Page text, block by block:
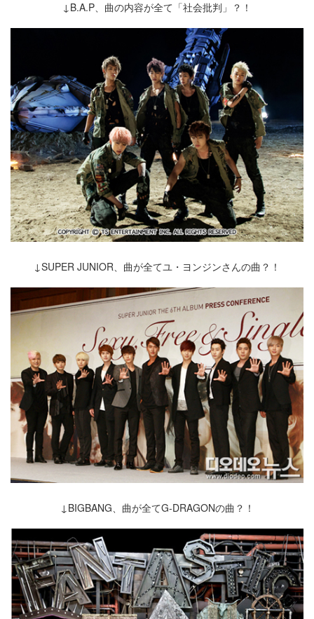
↓B.A.P、曲の内容が全て「社会批判」？！
↓SUPER JUNIOR、曲が全てユ・ヨンジンさんの曲？！
↓BIGBANG、曲が全てG-DRAGONの曲？！